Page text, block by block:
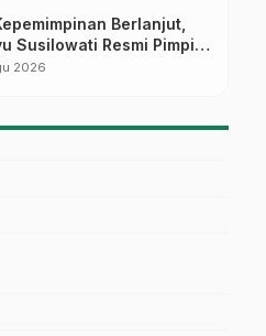
Berlanjut,
Susilowati Resmi Pimpin
Sapuran
2026